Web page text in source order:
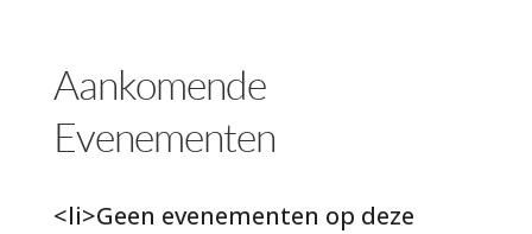
Aankomende
Evenementen
<li>Geen evenementen op deze